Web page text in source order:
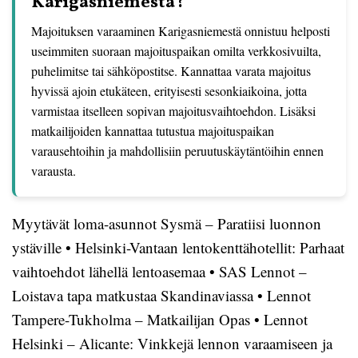
Majoituksen varaaminen Karigasniemestä onnistuu helposti
useimmiten suoraan majoituspaikan omilta verkkosivuilta,
puhelimitse tai sähköpostitse. Kannattaa varata majoitus
hyvissä ajoin etukäteen, erityisesti sesonkiaikoina, jotta
varmistaa itselleen sopivan majoitusvaihtoehdon. Lisäksi
matkailijoiden kannattaa tutustua majoituspaikan
varausehtoihin ja mahdollisiin peruutuskäytäntöihin ennen
varausta.
Myytävät loma-asunnot Sysmä – Paratiisi luonnon
ystäville • Helsinki-Vantaan lentokenttähotellit: Parhaat
vaihtoehdot lähellä lentoasemaa• SAS Lennot –
Loistava tapa matkustaa Skandinaviassa• Lennot
Tampere-Tukholma – Matkailijan Opas • Lennot
Helsinki – Alicante: Vinkkejä lennon varaamiseen ja